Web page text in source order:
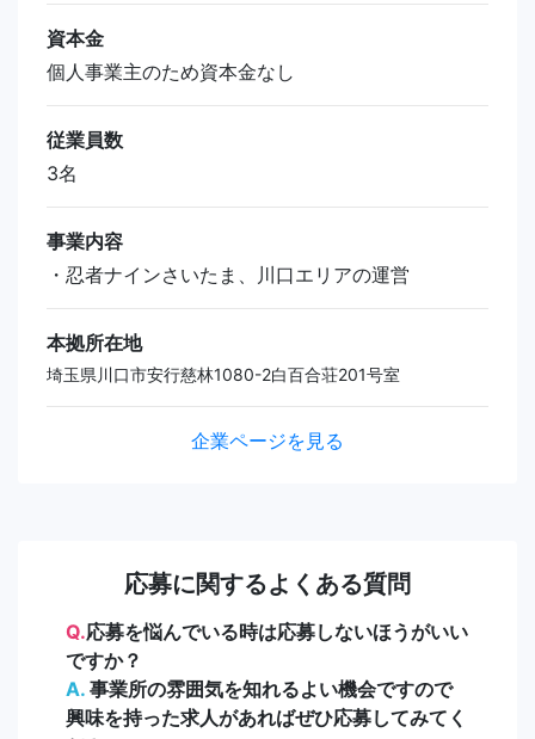
資本金
個人事業主のため資本金なし
従業員数
3名
事業内容
・忍者ナインさいたま、川口エリアの運営
本拠所在地
埼玉県川口市安行慈林1080-2白百合荘201号室
企業ページを見る
応募に関するよくある質問
Q.応募を悩んでいる時は応募しないほうがいい
ですか？
A. 事業所の雰囲気を知れるよい機会ですので
興味を持った求人があればぜひ応募してみてく